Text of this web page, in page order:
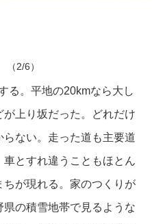
（2/6）
る。平地の20kmなら大し
上り坂だった。どれだけ
ない。走った道も主要道
とすれ違うこともほとん
ちが現れる。家のつくりが
の積雪地帯で見るような